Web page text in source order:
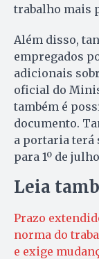
trabalho mais
Além disso,
empregados
adicionais
oficial do
também é
documento.
a portaria terá
para 1º de
Leia
Prazo
norma do
e exige